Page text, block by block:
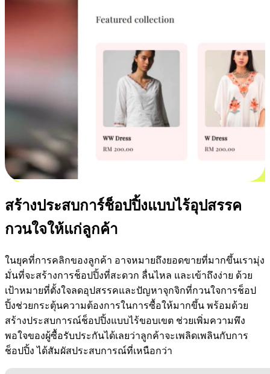
สร้างประสบการ์ช็อปปิ้งแบบไร้อุปสรรค
กวนใจให้แก่ลูกค้า
ในยุคที่การคลิกของลูกค้า อาจหมายถึงยอดขายที่มากขึ้นเรามุ่ง
มั่นที่จะสร้างการช็อปปิ้งที่สะดวก ลื่นไหล และเข้าถึงง่าย ด้วย
เป้าหมายที่ตั้งใจลดอุปสรรคและปัญหาจุกจิกที่กวนใจการช็อป
ปิ้งช่วยกระตุ้นความต้องการในการซื้อให้มากขึ้น พร้อมด้วย
สร้างประสบการณ์ช็อปปิ้งแบบไร้ขอบเขต ช่วยเพิ่มความพึง
พอใจของผู้ซื้อรับประกันได้เลยว่าลูกค้าจะเพลิดเพลินกับการ
ช็อปปิ้ง ได้สัมผัสประสบการณ์ที่เหนือกว่า